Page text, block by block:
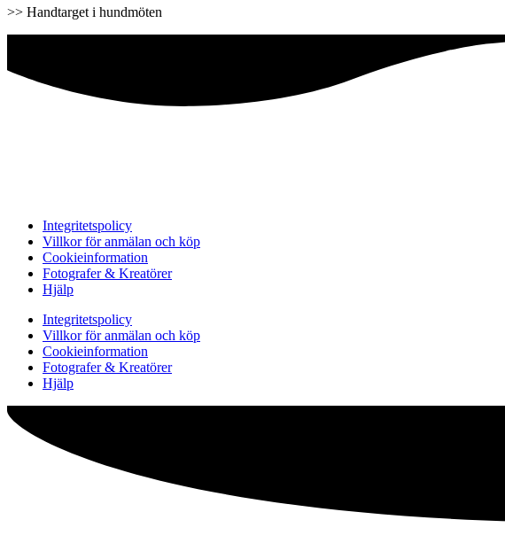
>> Handtarget i hundmöten
Integritetspolicy
Villkor för anmälan och köp
Cookieinformation
Fotografer & Kreatörer
Hjälp
Integritetspolicy
Villkor för anmälan och köp
Cookieinformation
Fotografer & Kreatörer
Hjälp